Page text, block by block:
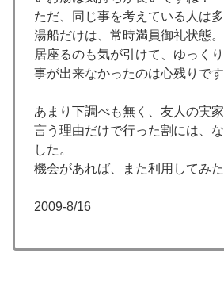
ただ、同じ事を考えている人は
湯船だけは、常時満員御礼状態
居座るのも気が引けて、ゆっく
事が出来なかったのは心残りです
あまり下調べも無く、友人の実
言う理由だけで行った割には、
した。
機会があれば、また利用してみた
2009-8/16